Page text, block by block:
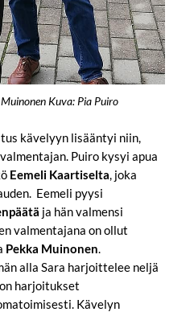
Kuva: Pia Puiro
kävelyyn lisääntyi niin,
Puiro kysyi apua
Eemeli Kaartiselta , joka
Eemeli pyysi
ja hän valmensi
valmentajana on ollut
Pekka Muinonen
alla Sara harjoittelee neljä
harjoitukset
Kävelyn